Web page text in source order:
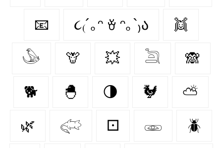
📧 ૮₍´｡ᵔ ꈊ ᵔ｡`₎ა 👯
𓅇 🦒 💥 𓆖 🙈
🐕 🐣 🌗 🐓 ⛅
🌿 𓅾 ⚀ 𓁾 🪲